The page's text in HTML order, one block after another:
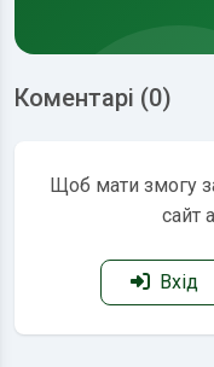
Коментарі (0)
Щоб мати змогу
сайт
Вхід